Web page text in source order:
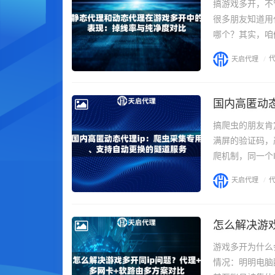
搞游戏多开，
很多朋友知道
哪个？其实，
天启代理 /
国内高匿动
搞爬虫的朋友
满屏的验证码
爬机制，同一
天启代理 /
怎么解决游
游戏多开为什
情况：明明电